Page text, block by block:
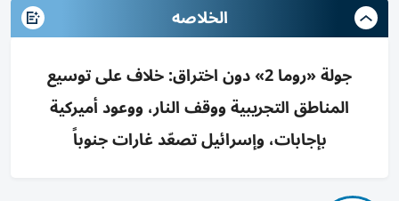
الخلاصه
جولة «روما 2» دون اختراق: خلاف على توسيع
المناطق التجريبية ووقف النار، ووعود أميركية
بإجابات، وإسرائيل تصعّد غارات جنوباً